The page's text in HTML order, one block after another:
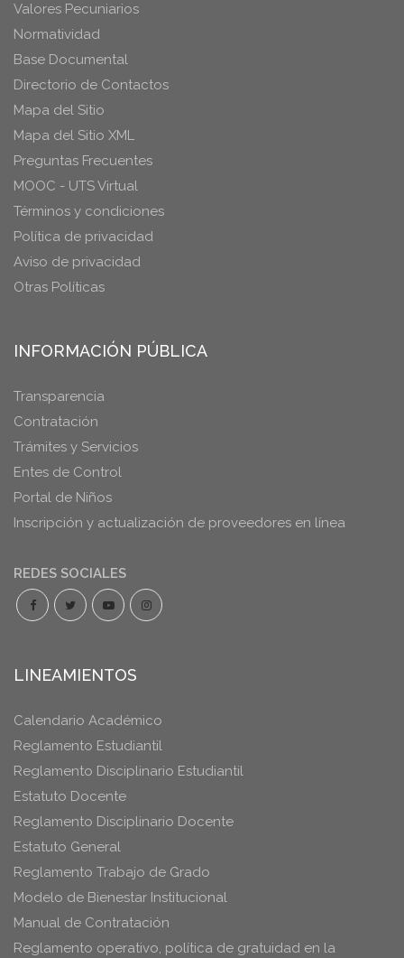
Valores Pecuniarios
Normatividad
Base Documental
Directorio de Contactos
Mapa del Sitio
Mapa del Sitio XML
Preguntas Frecuentes
MOOC - UTS Virtual
Términos y condiciones
Política de privacidad
Aviso de privacidad
Otras Políticas
INFORMACIÓN PÚBLICA
Transparencia
Contratación
Trámites y Servicios
Entes de Control
Portal de Niños
Inscripción y actualización de proveedores en línea
REDES SOCIALES
LINEAMIENTOS
Calendario Académico
Reglamento Estudiantil
Reglamento Disciplinario Estudiantil
Estatuto Docente
Reglamento Disciplinario Docente
Estatuto General
Reglamento Trabajo de Grado
Modelo de Bienestar Institucional
Manual de Contratación
Reglamento operativo, política de gratuidad en la